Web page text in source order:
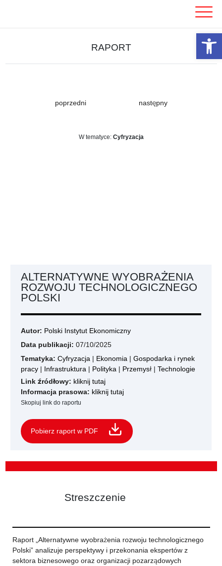
RAPORT
poprzedni następny
W tematyce: Cyfryzacja
ALTERNATYWNE WYOBRAŻENIA
ROZWOJU TECHNOLOGICZNEGO
POLSKI
Autor: Polski Instytut Ekonomiczny
Data publikacji: 07/10/2025
Tematyka: Cyfryzacja | Ekonomia | Gospodarka i rynek
pracy | Infrastruktura | Polityka | Przemysł | Technologie
Link źródłowy: kliknij tutaj
Informacja prasowa: kliknij tutaj
Skopiuj link do raportu
Pobierz raport w PDF
Streszczenie
Raport „Alternatywne wyobrażenia rozwoju technologicznego
Polski” analizuje perspektywy i przekonania ekspertów z
sektora biznesowego oraz organizacji pozarządowych